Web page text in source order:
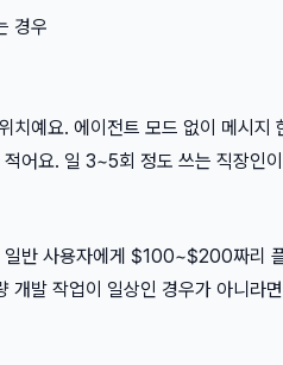
경우
치예요. 에이전트 모드 없이 메시지
어요. 일 3~5회 정도 쓰는 직장인
일반 사용자에게 $100~$200짜리
개발 작업이 일상인 경우가 아니라